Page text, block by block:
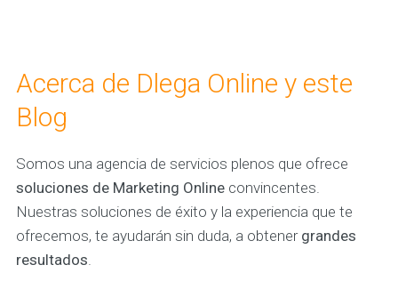
Acerca de Dlega Online y este
Blog
Somos una agencia de servicios plenos que ofrece
soluciones de Marketing Onlineconvincentes.
Nuestras soluciones de éxito y la experiencia que te
ofrecemos, te ayudarán sin duda, a obtener grandes
resultados.